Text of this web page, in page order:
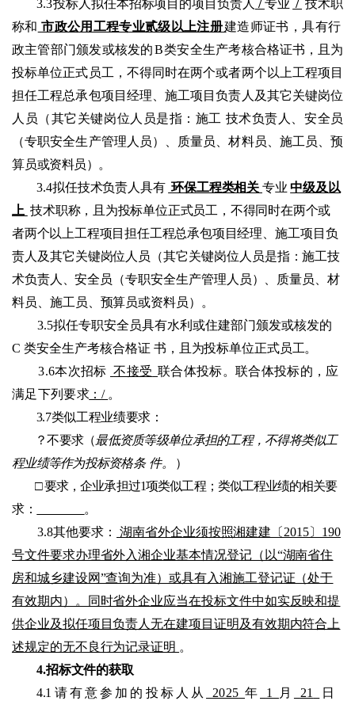
3.3投标人拟任本招标项目的项目负责人 /专业 / 技术职
称和 市政公用工程专业贰级以上注册建造师证书，具有行
政主管部门颁发或核发的B类安全生产考核合格证书，且为
投标单位正式员工，不得同时在两个或者两个以上工程项目
担任工程总承包项目经理、施工项目负责人及其它关键岗位
人员（其它关键岗位人员是指：施工 技术负责人、安全员
（专职安全生产管理人员）、质量员、材料员、施工员、预
算员或资料员）。
3.4拟任技术负责人具有 环保工程类相关 专业 中级及以
上 技术职称，
且为投标单位正式员工，不得同时在两个或
者两个以上工程项目担任工程总承包项目经理、施工项目负
责人及其它关键岗位人员（其它关键岗位人员是指：施工技
术负责人、安全员（专职安全生产管理人员）、质量员、材
料员、施工员、预算员或资料员）。
3.5拟任专职安全员具有水利或住建部门颁发或核发的
C 类安全生产考核合格证 书，且为投标单位正式员工。
3.6本次招标 不接受 联合体投标。联合体投标的，应
满足下列要求：/ 。
3.7类似工程业绩要求：
？不要求（最低资质等级单位承担的工程，不得将类似工
程业绩等作为投标资格条 件。
）
□ 要求，企业承担过1项类似工程；类似工程业绩的相关要
求：
。
3.8其他要求： 湖南省外企业须按照湘建建〔 2015〕190
号文件要求办理省外入湘企业基本情况登记（以“湖南省住
房和城乡建设网”查询为准）或具有入湘施工登记证（处于
有效期内）。同时省外企业应当在投标文件中如实反映和提
供企业及拟任项目负责人无在建项目证明及有效期内符合上
述规定的无不良行为记录证明 。
4.招标文件的获取
4.1请有意参加的投标人从
2025 年 1 月 21
日